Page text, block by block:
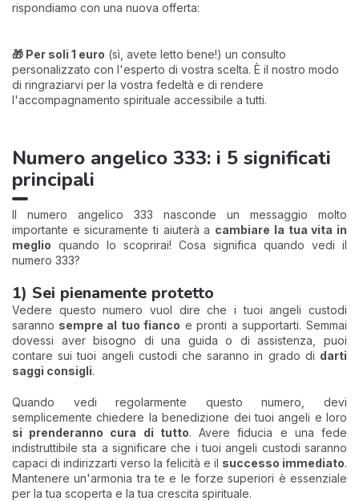
rispondiamo con una nuova offerta:
🎁 Per soli 1 euro (sì, avete letto bene!) un consulto
personalizzato con l'esperto di vostra scelta. È il nostro modo
di ringraziarvi per la vostra fedeltà e di rendere
l'accompagnamento spirituale accessibile a tutti.
Numero angelico 333: i 5 significati
principali
Il numero angelico 333 nasconde un messaggio molto
importante e sicuramente ti aiuterà a cambiare la tua vita in
meglio quando lo scoprirai! Cosa significa quando vedi il
numero 333?
1) Sei pienamente protetto
Vedere questo numero vuol dire che i tuoi angeli custodi
saranno sempre al tuo fianco e pronti a supportarti. Semmai
dovessi aver bisogno di una guida o di assistenza, puoi
contare sui tuoi angeli custodi che saranno in grado di darti
saggi consigli.
Quando vedi regolarmente questo numero, devi
semplicemente chiedere la benedizione dei tuoi angeli e loro
si prenderanno cura di tutto. Avere fiducia e una fede
indistruttibile sta a significare che i tuoi angeli custodi saranno
capaci di indirizzarti verso la felicità e il successo immediato.
Mantenere un'armonia tra te e le forze superiori è essenziale
per la tua scoperta e la tua crescita spirituale.